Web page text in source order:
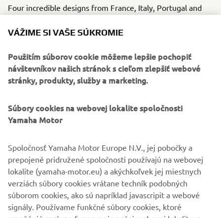
Four incredible designs from France, Italy, Portugal and
creativity of Back to the Drawing Board and sought to
each participating country was chosen by a jury composed
of a local Yamaha distributor, a local customizer and a
motorcycle journalist, and then brought to life by a
.
VÁŽIME SI VAŠE SÚKROMIE
návštevníkov našich stránok s cieľom zlepšiť webové
stránky, produkty, služby a marketing.
Yamaha Motor
prepojené pridružené spoločnosti používajú na webovej
lokalite (yamaha-motor.eu) a akýchkoľvek jej miestnych
verziách súbory cookies vrátane techník podobných
súborom cookies, ako sú napríklad javascripit a webové
signály. Používame funkčné súbory cookies, ktoré
umožňujú správne fungovanie našej webovej lokality, a